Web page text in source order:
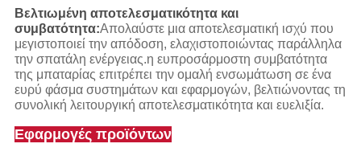
Βελτιωμένη αποτελεσματικότητα και
συμβατότητα:Απολαύστε μια αποτελεσματική ισχύ που
μεγιστοποιεί την απόδοση, ελαχιστοποιώντας παράλληλα
την σπατάλη ενέργειας.η ευπροσάρμοστη συμβατότητα
της μπαταρίας επιτρέπει την ομαλή ενσωμάτωση σε ένα
ευρύ φάσμα συστημάτων και εφαρμογών, βελτιώνοντας τη
συνολική λειτουργική αποτελεσματικότητα και ευελιξία.
Εφαρμογές προϊόντων